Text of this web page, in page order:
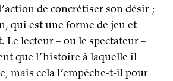
de concrétiser son désir ;
qui est une forme de jeu et
Le lecteur – ou le spectateur –
que l’histoire à laquelle il
mais cela l’empêche-t-il pour